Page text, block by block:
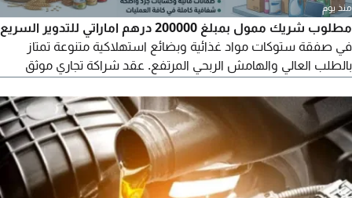
منذ يوم
مطلوب شريك ممول بمبلغ 200000 درهم اماراتي للتدوير السريع
في صفقة ستوكات مواد غذائية وبضائع استهلاكية متنوعة تمتاز
بالطلب العالي والهامش الربحي المرتفع. عقد شراكة تجاري موثق
لكل صفقة. مرونة التنوع التركيز على أن التنوع بين المواد الغذائية
والبضائع الأخرى يقلل المخاطر ويسرع عملية تصريف الستوكات.
للراغبين في الاستثمار الجاد